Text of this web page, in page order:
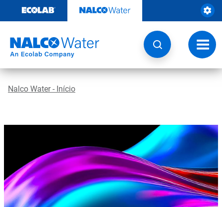
o
Nalco Water - Início